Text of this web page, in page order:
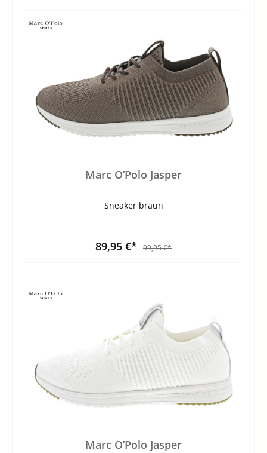
Marc O’Polo Jasper
Sneaker braun
89,95 €* 99,95 €*
Marc O’Polo Jasper